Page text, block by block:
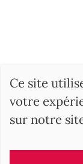
Ce site
votre
sur notre